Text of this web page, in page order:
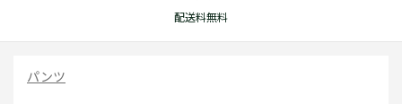
配送料無料
パンツ